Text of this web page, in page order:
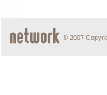
© 2007